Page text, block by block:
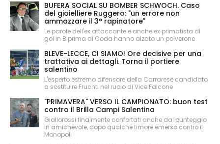
BUFERA SOCIAL SU BOMBER SCHWOCH. Caso
del gioielliere Ruggero: "un errore non
ammazzare il 3° rapinatore"
Le parole dell'ex attaccante e anche ex primatista di
gol in B prima di Coda hanno alzato un polverone
BLEVE-LECCE, CI SIAMO! Ore decisive per una
trattativa ai dettagli. Torna il portiere
salentino
L'esperto estremo difensore della Carrarese candidato
a sostituire Fruchtl nel ruolo di Vice Falcone
"PRIMAVERA" VERSO IL CAMPIONATO: buon test
contro il Brilla Campi Salentina
Giallorossi finalmente confortati anche dal punteggio
in amichevole, dopo qualche timore emerso contro il
Monopoli